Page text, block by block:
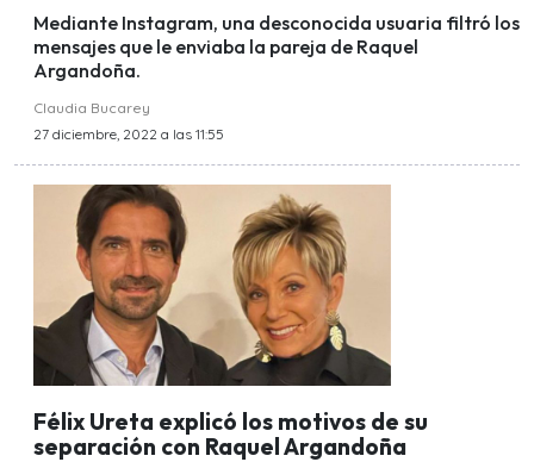
Mediante Instagram, una desconocida usuaria filtró los
mensajes que le enviaba la pareja de Raquel
Argandoña.
Claudia Bucarey
27 diciembre, 2022 a las 11:55
Félix Ureta explicó los motivos de su
separación con Raquel Argandoña